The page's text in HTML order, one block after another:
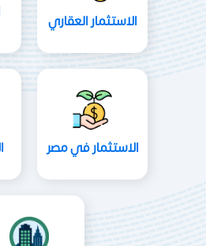
الاستثمار العقاري
الاستثمار في مصر